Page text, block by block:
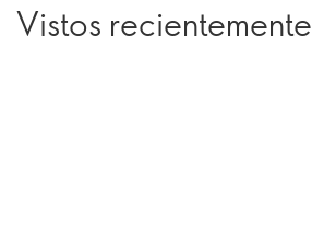
Vistos recientemente